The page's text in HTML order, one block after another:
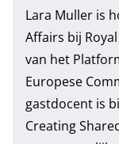
Lara Muller is
Affairs bij
van het
Europese
gastdocent is
Creating